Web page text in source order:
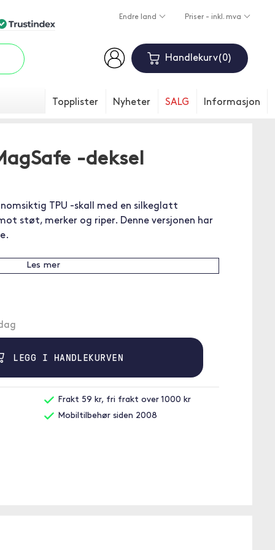
Endre land Priser - inkl. mva
Handlekurv 0
Topplister Nyheter SALG Informasjon
-deksel
TPU -skall med en silkeglatt
støt, merker og riper. Denne versjonen har
Les mer
LEGG I HANDLEKURVEN
Frakt 59 kr, fri frakt over 1000 kr
Mobiltilbehør siden 2008